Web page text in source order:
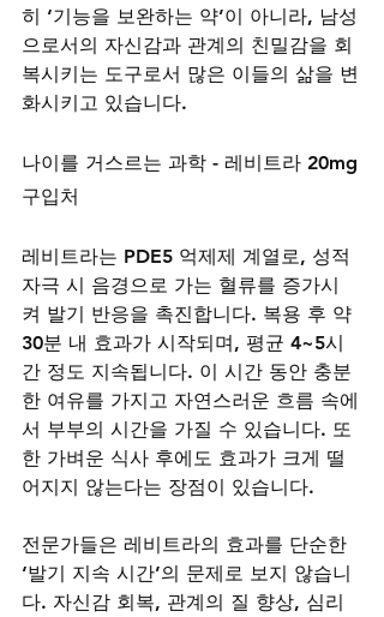
히 ‘기능을 보완하는 약’이 아니라, 남성
으로서의 자신감과 관계의 친밀감을 회
복시키는 도구로서 많은 이들의 삶을 변
화시키고 있습니다.
나이를 거스르는 과학 - 레비트라 20mg
구입처
레비트라는 PDE5 억제제 계열로, 성적
자극 시 음경으로 가는 혈류를 증가시
켜 발기 반응을 촉진합니다. 복용 후 약
30분 내 효과가 시작되며, 평균 4~5시
간 정도 지속됩니다. 이 시간 동안 충분
한 여유를 가지고 자연스러운 흐름 속에
서 부부의 시간을 가질 수 있습니다. 또
한 가벼운 식사 후에도 효과가 크게 떨
어지지 않는다는 장점이 있습니다.
전문가들은 레비트라의 효과를 단순한
‘발기 지속 시간’의 문제로 보지 않습니
다. 자신감 회복, 관계의 질 향상, 심리